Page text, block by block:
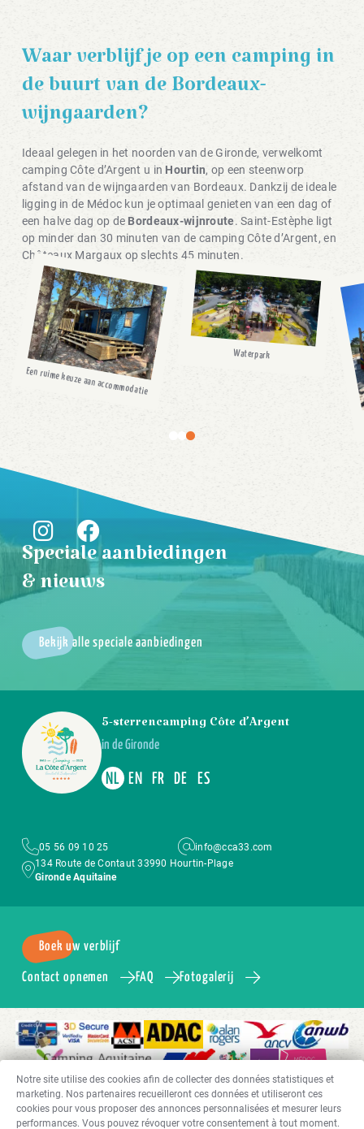
Notre site utilise des cookies afin de collecter des données statistiques et
marketing. Nos partenaires recueilleront ces données et utiliseront ces
cookies pour vous proposer des annonces personnalisées et mesurer leurs
performances. Vous pouvez révoquer votre consentement à tout moment.
Waar verblijf je op een camping in
de buurt van de Bordeaux-
wijngaarden?
Ideaal gelegen in het noorden van de Gironde, verwelkomt
camping Côte d’Argent u in Hourtin, op een steenworp
afstand van de wijngaarden van Bordeaux. Dankzij de ideale
ligging in de Médoc kun je optimaal genieten van een dag of
een halve dag op de Bordeaux-wijnroute. Saint-Estèphe ligt
op minder dan 30 minuten van de camping Côte d’Argent, en
Châteaux Margaux op slechts 45 minuten.
Waterpark
Een ruime keuze aan accommodatie
Speciale aanbiedingen
& nieuws
Bekijk alle speciale aanbiedingen
5-sterrencamping Côte d’Argent
in de Gironde
NL EN FR DE ES
05 56 09 10 25
info@cca33.com
134 Route de Contaut 33990 Hourtin-Plage
Gironde Aquitaine
Boek uw verblijf
Contact opnemen FAQ Fotogalerij
Copyright 2024 Camping Côte d’Argent – 5 sterren camping – Aquitaine | Alle rechten